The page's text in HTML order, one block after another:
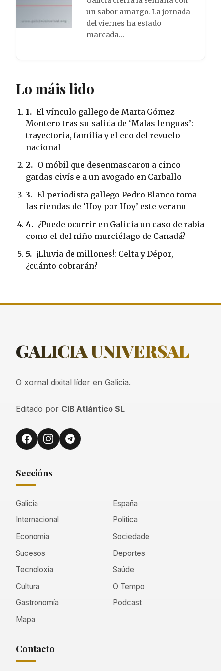
un sabor amargo. La jornada
del viernes ha estado
marcada…
Lo máis lido
1. El vínculo gallego de Marta Gómez
Montero tras su salida de ‘Malas lenguas’:
trayectoria, familia y el eco del revuelo
nacional
2. O móbil que desenmascarou a cinco
gardas civís e a un avogado en Carballo
3. El periodista gallego Pedro Blanco toma
las riendas de ‘Hoy por Hoy’ este verano
4. ¿Puede ocurrir en Galicia un caso de rabia
como el del niño murciélago de Canadá?
5. ¡Lluvia de millones!: Celta y Dépor,
¿cuánto cobrarán?
GALICIAUNIVERSAL
O xornal dixital líder en Galicia.
Editado por CIB Atlántico SL
Seccións
Galicia
España
Internacional
Política
Economía
Sociedade
Sucesos
Deportes
Tecnoloxía
Saúde
Cultura
O Tempo
Gastronomía
Podcast
Mapa
Contacto